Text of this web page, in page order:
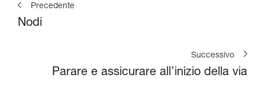
Precedente
Nodi
Successivo
Parare e assicurare all’inizio della via